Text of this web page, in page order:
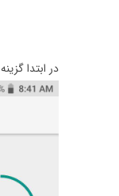
در ابتدا گزینه FREE UP SPACE را می‌بینید.